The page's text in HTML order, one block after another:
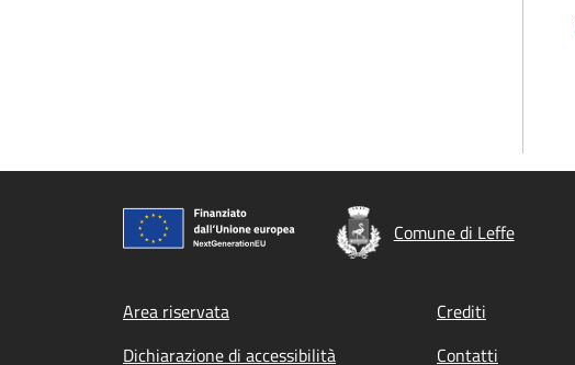
Comune di Leffe
Footer menu
Area riservata Crediti
Dichiarazione di accessibilità
Contatti